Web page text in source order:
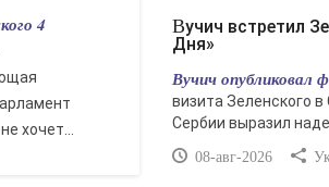
4
хочет...
Вучич встретил Зеленского - «Новости
Дня»
Вучич опубликовал
визита Зеленского
Сербии выразил
08-авг-2026